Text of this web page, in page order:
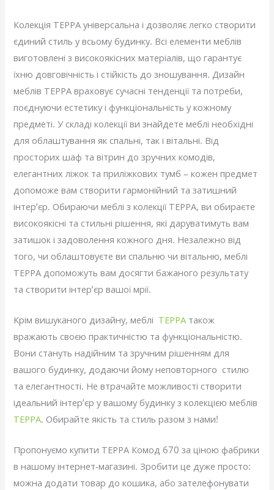
Колекція ТЕРРА універсальна і дозволяє легко створити
єдиний стиль у всьому будинку. Всі елементи меблів
виготовлені з високоякісних матеріалів, що гарантує
їхню довговічність і стійкість до зношування. Дизайн
меблів ТЕРРА враховує сучасні тенденції та потреби,
поєднуючи естетику і функціональність у кожному
предметі. У складі колекції ви знайдете меблі необхідні
для облаштування як спальні, так і вітальні. Від
просторих шаф та вітрин до зручних комодів,
елегантних ліжок та приліжкових тумб – кожен предмет
допоможе вам створити гармонійний та затишний
інтер’єр. Обираючи меблі з колекції ТЕРРА, ви обираєте
високоякісні та стильні рішення, які даруватимуть вам
затишок і задоволення кожного дня. Незалежно від
того, чи облаштовуєте ви спальню чи вітальню, меблі
ТЕРРА допоможуть вам досягти бажаного результату
та створити інтер’єр вашої мрії.
Крім вишуканого дизайну, меблі ТЕРРА також
вражають своєю практичністю та функціональністю.
Вони стануть надійним та зручним рішенням для
вашого будинку, додаючи йому неповторного стилю
та елегантності. Не втрачайте можливості створити
ідеальний інтер’єр у вашому будинку з колекцією меблів
ТЕРРА. Обирайте якість та стиль разом з нами!
Пропонуємо купити ТЕРРА Комод 670 за ціною фабрики
в нашому інтернет-магазині. Зробити це дуже просто:
можна додати товар до кошика, або зателефонувати